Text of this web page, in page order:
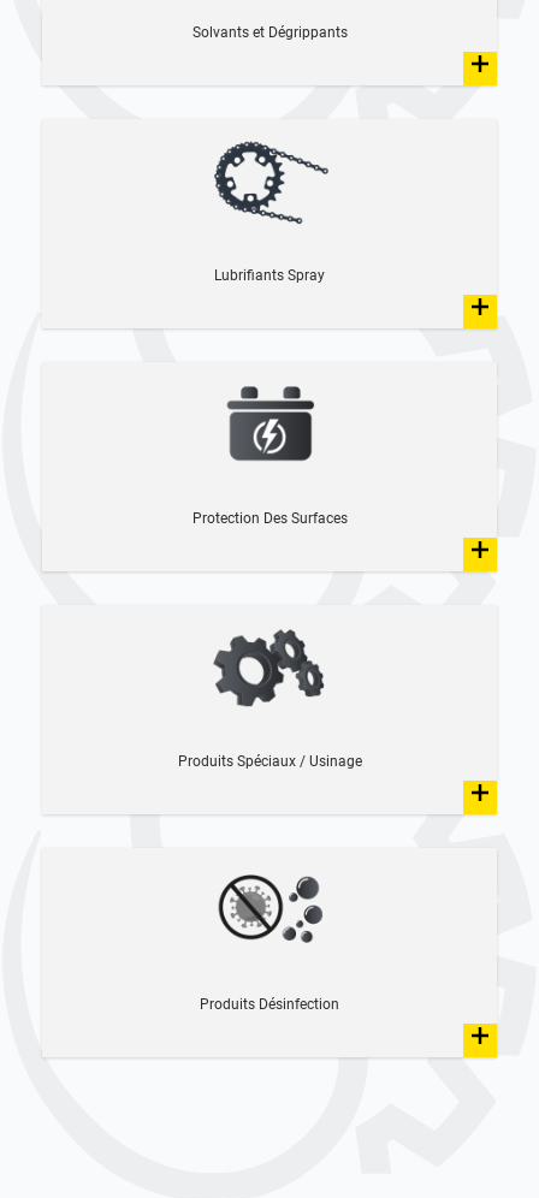
Solvants et Dégrippants
Lubrifiants Spray
Protection Des Surfaces
Produits Spéciaux / Usinage
Produits Désinfection